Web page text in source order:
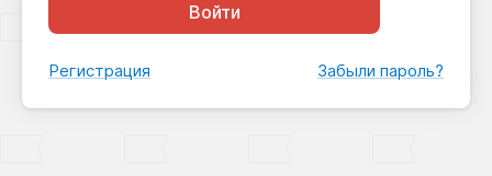
Войти
Регистрация Забыли пароль?